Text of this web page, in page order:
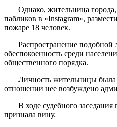
Однако, жительница города,
пабликов в «Instagram»,
пожаре 18 человек.
Распространение подобной
обеспокоенность среди
общественного порядка.
Личность жительницы была
отношении нее возбуждено
В ходе судебного заседания
признала вину.